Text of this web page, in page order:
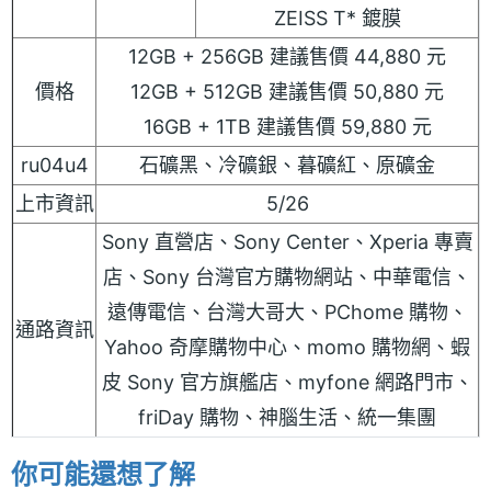
ZEISS T* 鍍膜
價格
12GB + 256GB 建議售價 44,880 元
12GB + 512GB 建議售價 50,880 元
16GB + 1TB 建議售價 59,880 元
ru04u4
石礦黑、冷礦銀、暮礦紅、原礦金
上市資訊
5/26
通路資訊
Sony 直營店、Sony Center、Xperia 專賣
店、Sony 台灣官方購物網站、中華電信、
遠傳電信、台灣大哥大、PChome 購物、
Yahoo 奇摩購物中心、momo 購物網、蝦
皮 Sony 官方旗艦店、myfone 網路門市、
friDay 購物、神腦生活、統一集團
你可能還想了解